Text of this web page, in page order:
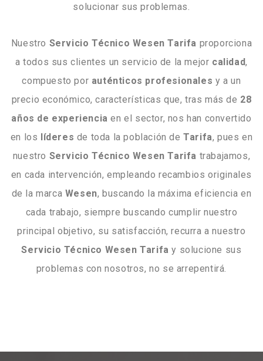
solucionar sus problemas.
Nuestro Servicio Técnico Wesen Tarifa proporciona
a todos sus clientes un servicio de la mejor calidad,
compuesto por auténticos profesionales y a un
precio económico, características que, tras más de 28
años de experiencia en el sector, nos han convertido
en los líderes de toda la población deTarifa, pues en
nuestro Servicio Técnico Wesen Tarifa trabajamos,
en cada intervención, empleando recambios originales
de la marca Wesen, buscando la máxima eficiencia en
cada trabajo, siempre buscando cumplir nuestro
principal objetivo, su satisfacción, recurra a nuestro
Servicio Técnico Wesen Tarifa y solucione sus
problemas con nosotros, no se arrepentirá.